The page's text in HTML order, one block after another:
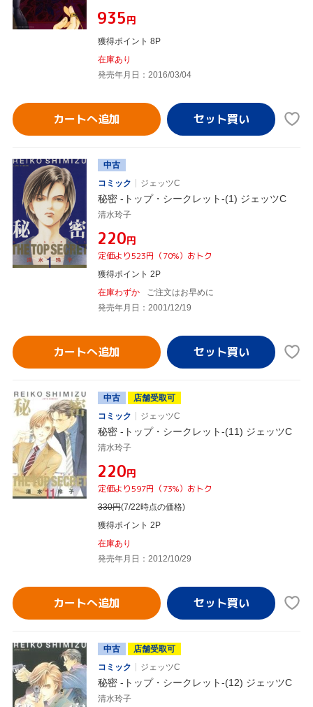
¥935円
獲得ポイント 8P
在庫あり
発売年月日：2016/03/04
カートへ追加
中古
コミック
ジェッツC
秘密 -トップ・シークレット-(1) ジェッツC
清水玲子
¥220円
定価より523円（70%）おトク
獲得ポイント 2P
在庫わずか
ご注文はお早めに
発売年月日：2001/12/19
カートへ追加
中古
店舗受取可
コミック
ジェッツC
秘密 -トップ・シークレット-(11) ジェッツC
清水玲子
¥220円
定価より597円（73%）おトク
330円(7/22時点の価格)
獲得ポイント 2P
在庫あり
発売年月日：2012/10/29
カートへ追加
中古
店舗受取可
コミック
ジェッツC
秘密 -トップ・シークレット-(12) ジェッツC
清水玲子